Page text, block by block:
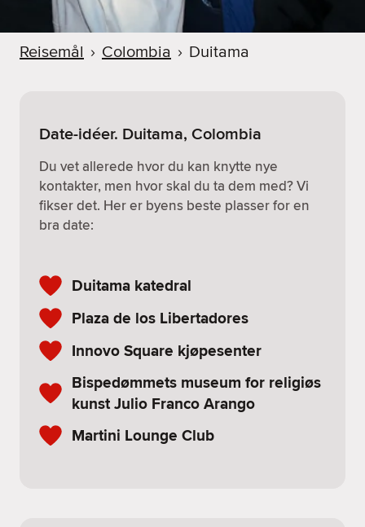
Reisemål › Colombia › Duitama
Date-idéer. Duitama, Colombia
Du vet allerede hvor du kan knytte nye
kontakter, men hvor skal du ta dem med? Vi
fikser det. Her er byens beste plasser for en
bra date:
Duitama katedral
Plaza de los Libertadores
Innovo Square kjøpesenter
Bispedømmets museum for religiøs
kunst Julio Franco Arango
Martini Lounge Club